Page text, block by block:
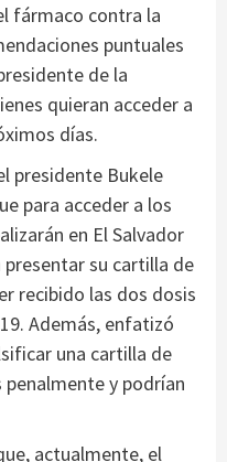
fármaco contra la
puntuales
de la
quieran acceder a
días.
presidente Bukele
para acceder a los
en El Salvador
su cartilla de
recibido las dos dosis
Además, enfatizó
una cartilla de
penalmente y podrían
actualmente, el